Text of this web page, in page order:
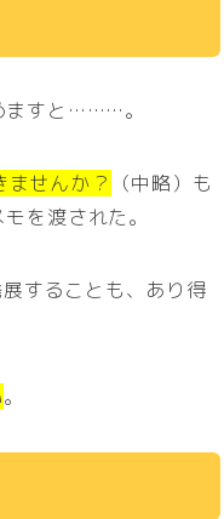
ますと………。
ませんか？
（中略）も
を渡された。
することも、あり得
。